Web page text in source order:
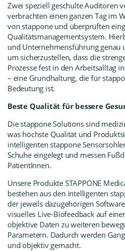
Zwei speziell geschulte Auditoren
verbrachten einen ganzen Tag im
von stappone und überprüften
Qualitätsmanagementsystem.
und Unternehmensführung genau
um sicherzustellen, dass die
Prozesse fest in den Arbeitsalltag
– eine Grundhaltung, die für
Bedeutung ist.
Beste Qualität für bessere
Die stappone Solutions sind
was höchste Qualität und
intelligenten stappone
Schuhe eingelegt und messen
PatientInnen.
Unsere Produkte STAPPONE
bestehen aus den intelligenten
der jeweils dazugehörigen
visuelles Live-Biofeedback auf
objektive Daten zu weiteren
Parametern. Dadurch werden
und objektiv gemacht.